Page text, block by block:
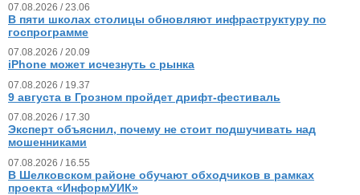
07.08.2026 / 23.06
В пяти школах столицы обновляют инфраструктуру по
госпрограмме
07.08.2026 / 20.09
iPhone может исчезнуть с рынка
07.08.2026 / 19.37
9 августа в Грозном пройдет дрифт-фестиваль
07.08.2026 / 17.30
Эксперт объяснил, почему не стоит подшучивать над
мошенниками
07.08.2026 / 16.55
В Шелковском районе обучают обходчиков в рамках
проекта «ИнформУИК»